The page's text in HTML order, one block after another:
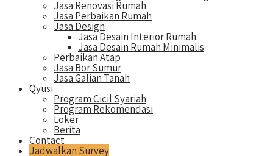
Jasa Renovasi Rumah
Jasa Perbaikan Rumah
Jasa Design
Jasa Desain Interior Rumah
Jasa Desain Rumah Minimalis
Perbaikan Atap
Jasa Bor Sumur
Jasa Galian Tanah
Qyusi
Program Cicil Syariah
Program Rekomendasi
Loker
Berita
Contact
Jadwalkan Survey